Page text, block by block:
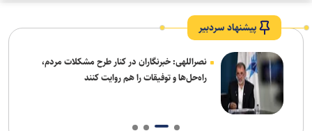
پیشنهاد سردبیر
نصراللهی: خبرنگاران در کنار طرح مشکلات مردم،
راه‌حل‌ها و توفیقات را هم روایت کنند